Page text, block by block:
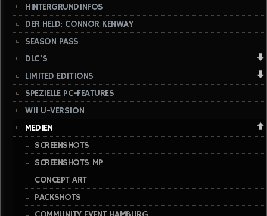
HINTERGRUNDINFOS
DER HELD: CONNOR KENWAY
SEASON PASS
DLC'S
LIMITED EDITIONS
SPEZIELLE PC-FEATURES
WII U-VERSION
MEDIEN
SCREENSHOTS
SCREENSHOTS MP
CONCEPT ART
PACKSHOTS